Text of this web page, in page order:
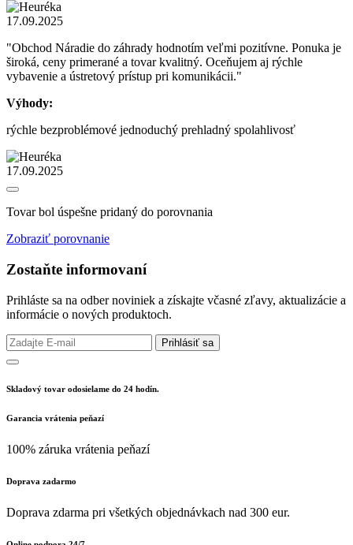
17.09.2025
"Obchod Náradie do záhrady hodnotím veľmi pozitívne. Ponuka je
široká, ceny primerané a tovar kvalitný. Oceňujem aj rýchle
vybavenie a ústretový prístup pri komunikácii."
Výhody:
rýchle bezproblémové jednoduchý prehladný spolahlivosť
17.09.2025
Tovar bol úspešne pridaný do porovnania
Zobraziť porovnanie
Zostaňte informovaní
Prihláste sa na odber noviniek a získajte včasné zľavy, aktualizácie a
informácie o nových produktoch.
Prihlásiť sa
Skladový tovar odosielame do 24 hodín.
Garancia vrátenia peňazí
100% záruka vrátenia peňazí
Doprava zadarmo
Doprava zdarma pri všetkých objednávkach nad 300 eur.